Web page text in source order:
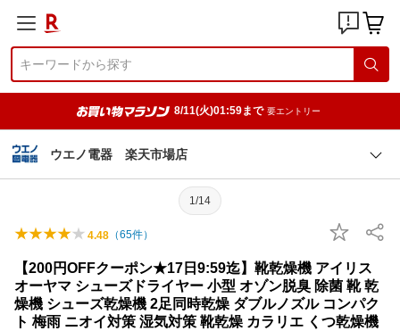
8/11(火)01:59まで 要エントリー
ウエノ電器 楽天市場店
1/14
4.48 （65件）
【200円OFFクーポン★17日9:59迄】靴乾燥機 アイリス
オーヤマ シューズドライヤー 小型 オゾン脱臭 除菌 靴 乾
燥機 シューズ乾燥機 2足同時乾燥 ダブルノズル コンパク
ト 梅雨 ニオイ対策 湿気対策 靴乾燥 カラリエ くつ乾燥機